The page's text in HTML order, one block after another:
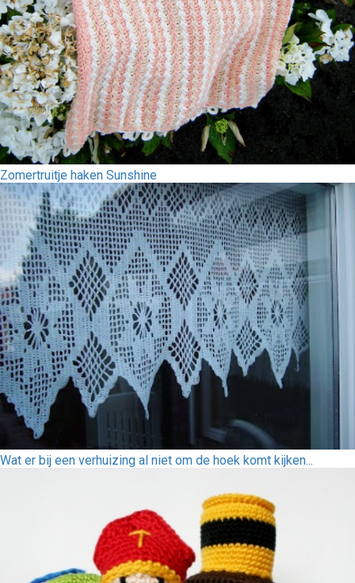
Zomertruitje haken Sunshine
Wat er bij een verhuizing al niet om de hoek komt kijken...